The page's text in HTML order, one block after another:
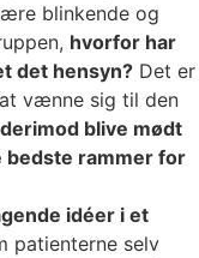
blinkende og
hvorfor har
det hensyn? Det er
vænne sig til den
blive mødt
bedste rammer for
idéer i et
patienterne selv